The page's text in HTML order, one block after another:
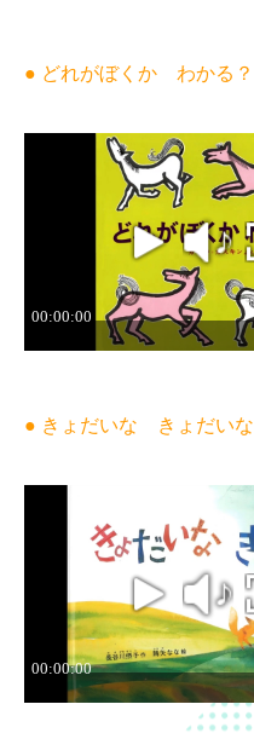
● どれがぼくか わかる？
● きょだいな きょだいな